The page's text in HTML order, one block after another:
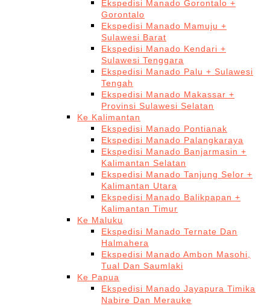
Ekspedisi Manado Gorontalo +
Gorontalo
Ekspedisi Manado Mamuju +
Sulawesi Barat
Ekspedisi Manado Kendari +
Sulawesi Tenggara
Ekspedisi Manado Palu + Sulawesi
Tengah
Ekspedisi Manado Makassar +
Provinsi Sulawesi Selatan
Ke Kalimantan
Ekspedisi Manado Pontianak
Ekspedisi Manado Palangkaraya
Ekspedisi Manado Banjarmasin +
Kalimantan Selatan
Ekspedisi Manado Tanjung Selor +
Kalimantan Utara
Ekspedisi Manado Balikpapan +
Kalimantan Timur
Ke Maluku
Ekspedisi Manado Ternate Dan
Halmahera
Ekspedisi Manado Ambon Masohi,
Tual Dan Saumlaki
Ke Papua
Ekspedisi Manado Jayapura Timika
Nabire Dan Merauke